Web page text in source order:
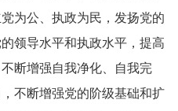
为公、执政为民，发扬党的
领导水平和执政水平，提高
断增强自我净化、自我完
不断增强党的阶级基础和扩